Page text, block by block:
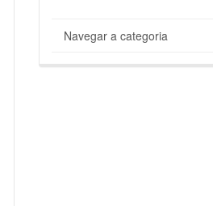
Navegar a categoria